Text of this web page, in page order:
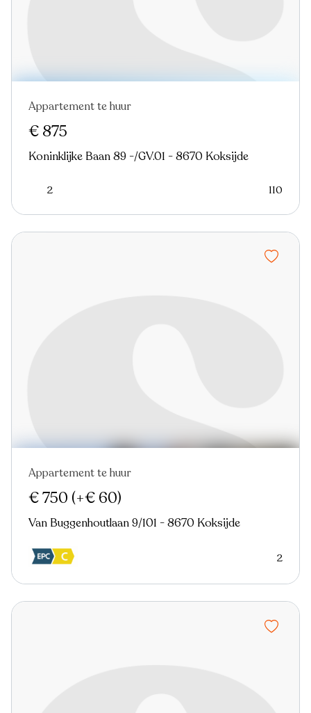
Appartement te huur
€ 875
Koninklijke Baan 89 -/GV.01 - 8670 Koksijde
2 110
Appartement te huur
€ 750 (+€ 60)
Van Buggenhoutlaan 9/101 - 8670 Koksijde
2